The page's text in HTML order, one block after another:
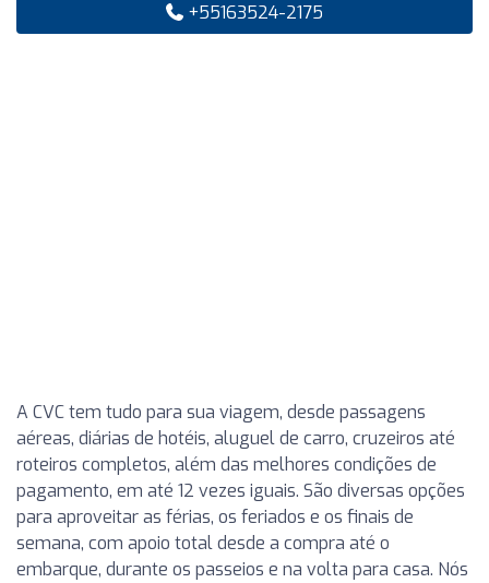
+55163524-2175
A CVC tem tudo para sua viagem, desde passagens
aéreas, diárias de hotéis, aluguel de carro, cruzeiros até
roteiros completos, além das melhores condições de
pagamento, em até 12 vezes iguais. São diversas opções
para aproveitar as férias, os feriados e os finais de
semana, com apoio total desde a compra até o
embarque, durante os passeios e na volta para casa. Nós